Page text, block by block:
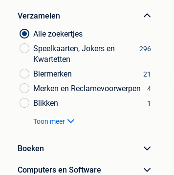
Verzamelen
Alle zoekertjes
Speelkaarten, Jokers en
Kwartetten
296
Biermerken 21
Merken en Reclamevoorwerpen 4
Blikken 1
Toon meer
Boeken
Computers en Software